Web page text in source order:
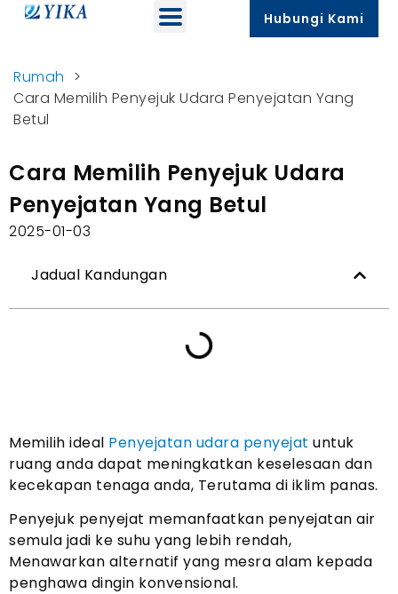
Hubungi Kami
Rumah >
Cara Memilih Penyejuk Udara Penyejatan Yang
Betul
Cara Memilih Penyejuk Udara
Penyejatan Yang Betul
2025-01-03
Jadual Kandungan
Memilih ideal Penyejatan udara penyejat untuk
ruang anda dapat meningkatkan keselesaan dan
kecekapan tenaga anda, Terutama di iklim panas.
Penyejuk penyejat memanfaatkan penyejatan air
semula jadi ke suhu yang lebih rendah,
Menawarkan alternatif yang mesra alam kepada
penghawa dingin konvensional.